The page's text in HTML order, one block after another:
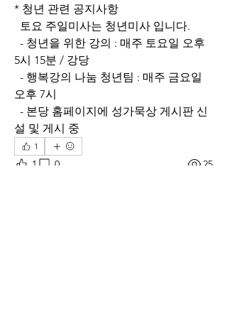
* 청년 관련 공지사항
토요 주일미사는 청년미사 입니다.
- 청년을 위한 강의 : 매주 토요일 오후
5시 15분 / 강당
- 행복강의 나눔 청년팀 : 매주 금요일
오후 7시
- 본당 홈페이지에 성가묵상 게시판 신
설 및 게시 중
1
1 0 25